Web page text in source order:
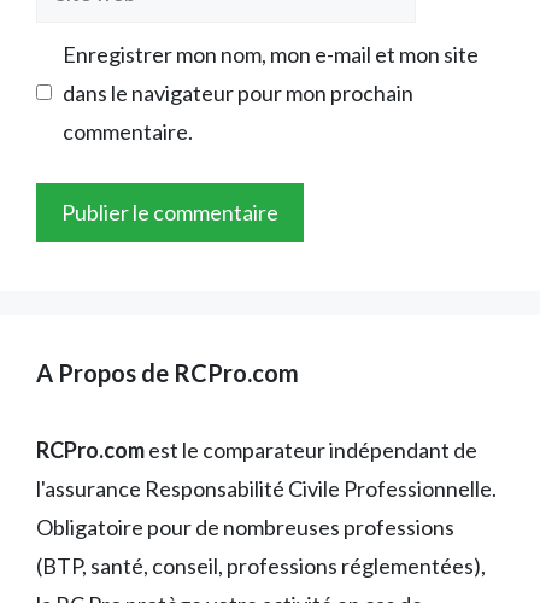
Enregistrer mon nom, mon e-mail et mon site
dans le navigateur pour mon prochain
commentaire.
A Propos de RCPro.com
RCPro.comest le comparateur indépendant de
l'assurance Responsabilité Civile Professionnelle.
Obligatoire pour de nombreuses professions
(BTP, santé, conseil, professions réglementées),